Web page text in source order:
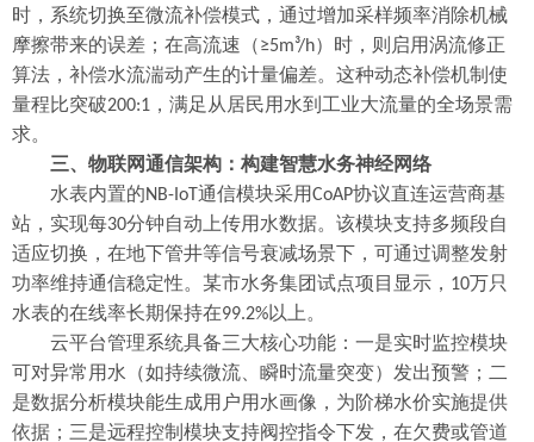
时，系统切换至微流补偿模式，通过增加采样频率消除机械
摩擦带来的误差；在高流速（≥5m³/h）时，则启用涡流修正
算法，补偿水流湍动产生的计量偏差。这种动态补偿机制使
量程比突破200:1 ，满足从居民用水到工业大流量的全场景需
求。
三、物联网通信架构：构建智慧水务神经网络
水表内置的NB-IoT 通信模块采用CoAP协议直连运营商基
站，实现每30分钟自动上传用水数据。该模块支持多频段自
适应切换，在地下管井等信号衰减场景下，可通过调整发射
功率维持通信稳定性。某市水务集团试点项目显示， 10万只
水表的在线率长期保持在99.2%以上。
云平台管理系统具备三大核心功能：一是实时监控模块
可对异常用水（如持续微流、瞬时流量突变）发出预警；二
是数据分析模块能生成用户用水画像，为阶梯水价实施提供
依据；三是远程控制模块支持阀控指令下发，在欠费或管道